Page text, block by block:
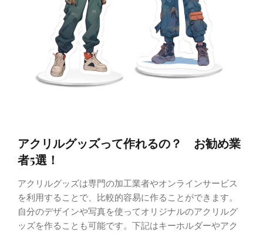
アクリルグッズって作れるの？ お勧め業
者5選！
アクリルグッズは専門の加工業者やオンラインサービス
を利用することで、比較的容易に作ることができます。
自分のデザインや写真を使ってオリジナルのアクリルグ
ッズを作ることも可能です。下記はキーホルダーやアク